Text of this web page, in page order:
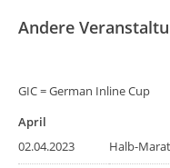
Andere
GIC = German Inline Cup
April
02.04.2023
Halb-